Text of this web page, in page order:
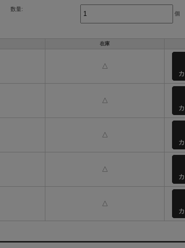
数量:
個
在庫
△
△
△
△
△